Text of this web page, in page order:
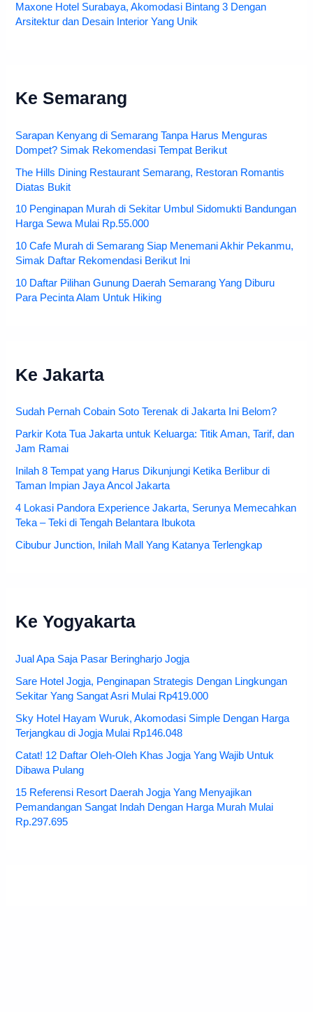
Maxone Hotel Surabaya, Akomodasi Bintang 3 Dengan
Arsitektur dan Desain Interior Yang Unik
Ke Semarang
Sarapan Kenyang di Semarang Tanpa Harus Menguras
Dompet? Simak Rekomendasi Tempat Berikut
The Hills Dining Restaurant Semarang, Restoran Romantis
Diatas Bukit
10 Penginapan Murah di Sekitar Umbul Sidomukti Bandungan
Harga Sewa Mulai Rp.55.000
10 Cafe Murah di Semarang Siap Menemani Akhir Pekanmu,
Simak Daftar Rekomendasi Berikut Ini
10 Daftar Pilihan Gunung Daerah Semarang Yang Diburu
Para Pecinta Alam Untuk Hiking
Ke Jakarta
Sudah Pernah Cobain Soto Terenak di Jakarta Ini Belom?
Parkir Kota Tua Jakarta untuk Keluarga: Titik Aman, Tarif, dan
Jam Ramai
Inilah 8 Tempat yang Harus Dikunjungi Ketika Berlibur di
Taman Impian Jaya Ancol Jakarta
4 Lokasi Pandora Experience Jakarta, Serunya Memecahkan
Teka – Teki di Tengah Belantara Ibukota
Cibubur Junction, Inilah Mall Yang Katanya Terlengkap
Ke Yogyakarta
Jual Apa Saja Pasar Beringharjo Jogja
Sare Hotel Jogja, Penginapan Strategis Dengan Lingkungan
Sekitar Yang Sangat Asri Mulai Rp419.000
Sky Hotel Hayam Wuruk, Akomodasi Simple Dengan Harga
Terjangkau di Jogja Mulai Rp146.048
Catat! 12 Daftar Oleh-Oleh Khas Jogja Yang Wajib Untuk
Dibawa Pulang
15 Referensi Resort Daerah Jogja Yang Menyajikan
Pemandangan Sangat Indah Dengan Harga Murah Mulai
Rp.297.695